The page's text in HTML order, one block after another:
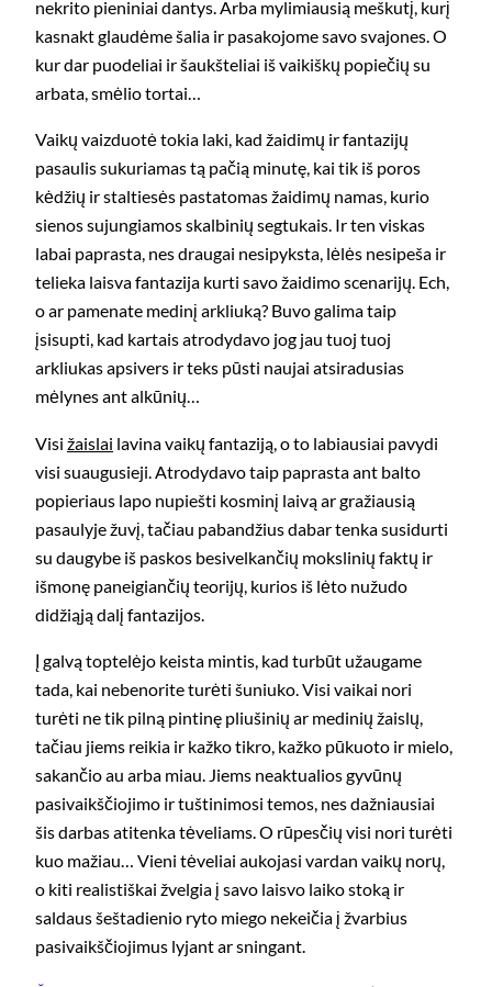
nekrito pieniniai dantys. Arba mylimiausią meškutį, kurį
kasnakt glaudėme šalia ir pasakojome savo svajones. O
kur dar puodeliai ir šaukšteliai iš vaikiškų popiečių su
arbata, smėlio tortai…
Vaikų vaizduotė tokia laki, kad žaidimų ir fantazijų
pasaulis sukuriamas tą pačią minutę, kai tik iš poros
kėdžių ir staltiesės pastatomas žaidimų namas, kurio
sienos sujungiamos skalbinių segtukais. Ir ten viskas
labai paprasta, nes draugai nesipyksta, lėlės nesipeša ir
telieka laisva fantazija kurti savo žaidimo scenarijų. Ech,
o ar pamenate medinį arkliuką? Buvo galima taip
įsisupti, kad kartais atrodydavo jog jau tuoj tuoj
arkliukas apsivers ir teks pūsti naujai atsiradusias
mėlynes ant alkūnių…
Visi žaislai lavina vaikų fantaziją, o to labiausiai pavydi
visi suaugusieji. Atrodydavo taip paprasta ant balto
popieriaus lapo nupiešti kosminį laivą ar gražiausią
pasaulyje žuvį, tačiau pabandžius dabar tenka susidurti
su daugybe iš paskos besivelkančių mokslinių faktų ir
išmonę paneigiančių teorijų, kurios iš lėto nužudo
didžiąją dalį fantazijos.
Į galvą toptelėjo keista mintis, kad turbūt užaugame
tada, kai nebenorite turėti šuniuko. Visi vaikai nori
turėti ne tik pilną pintinę pliušinių ar medinių žaislų,
tačiau jiems reikia ir kažko tikro, kažko pūkuoto ir mielo,
sakančio au arba miau. Jiems neaktualios gyvūnų
pasivaikščiojimo ir tuštinimosi temos, nes dažniausiai
šis darbas atitenka tėveliams. O rūpesčių visi nori turėti
kuo mažiau… Vieni tėveliai aukojasi vardan vaikų norų,
o kiti realistiškai žvelgia į savo laisvo laiko stoką ir
saldaus šeštadienio ryto miego nekeičia į žvarbius
pasivaikščiojimus lyjant ar sningant.